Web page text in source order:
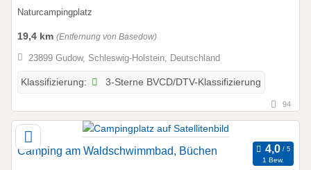
Naturcampingplatz
19,4 km (Entfernung von Basedow)
23899 Gudow, Schleswig-Holstein, Deutschland
Klassifizierung: 3-Sterne BVCD/DTV-Klassifizierung
94
Camping am Waldschwimmbad, Büchen
1 Bew.